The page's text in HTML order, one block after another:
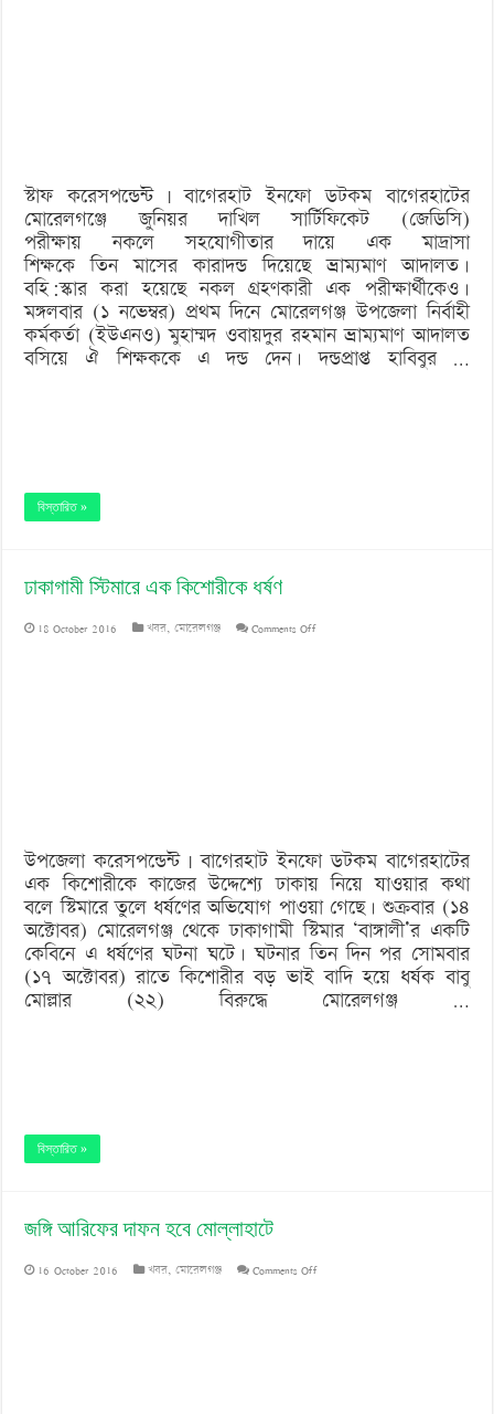
স্টাফ করেসপন্ডেন্ট | বাগেরহাট ইনফো ডটকম বাগেরহাটের
মোরেলগঞ্জে জুনিয়র দাখিল সার্টিফিকেট (জেডিসি)
পরীক্ষায় নকলে সহযোগীতার দায়ে এক মাদ্রাসা
শিক্ষকে তিন মাসের কারাদন্ড দিয়েছে ভ্রাম্যমাণ আদালত।
বহি:স্কার করা হয়েছে নকল গ্রহণকারী এক পরীক্ষার্থীকেও।
মঙ্গলবার (১ নভেম্বর) প্রথম দিনে মোরেলগঞ্জ উপজেলা নির্বাহী
কর্মকর্তা (ইউএনও) মুহাম্মদ ওবায়দুর রহমান ভ্রাম্যমাণ আদালত
বসিয়ে ঐ শিক্ষককে এ দন্ড দেন। দন্ডপ্রাপ্ত হাবিবুর …
বিস্তারিত »
ঢাকাগামী স্টিমারে এক কিশোরীকে ধর্ষণ
18 October 2016 খবর,মোরেলগঞ্জ Comments Offon
উপজেলা করেসপন্ডেন্ট | বাগেরহাট ইনফো ডটকম বাগেরহাটের
এক কিশোরীকে কাজের উদ্দেশ্যে ঢাকায় নিয়ে যাওয়ার কথা
বলে স্টিমারে তুলে ধর্ষণের অভিযোগ পাওয়া গেছে। শুক্রবার (১৪
অক্টোবর) মোরেলগঞ্জ থেকে ঢাকাগামী স্টিমার ‘বাঙ্গালী’র একটি
কেবিনে এ ধর্ষণের ঘটনা ঘটে। ঘটনার তিন দিন পর সোমবার
(১৭ অক্টোবর) রাতে কিশোরীর বড় ভাই বাদি হয়ে ধর্ষক বাবু
মোল্লার (২২) বিরুদ্ধে মোরেলগঞ্জ …
বিস্তারিত »
জঙ্গি আরিফের দাফন হবে মোল্লাহাটে
16 October 2016 খবর,মোরেলগঞ্জ Comments Offon